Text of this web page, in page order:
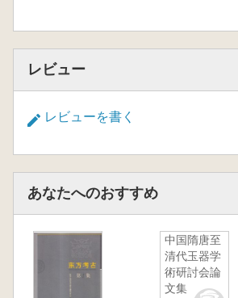
レビュー
レビューを書く
あなたへのおすすめ
中国隋唐至
清代玉器学
術研討会論
文集